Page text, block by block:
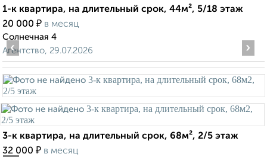
1-к квартира, на длительный срок, 44м², 5/18 этаж
20 000 ₽ в месяц
Солнечная 4
Агентство, 29.07.2026
‹ ›
3-к квартира, на длительный срок, 68м², 2/5 этаж
32 000 ₽ в месяц